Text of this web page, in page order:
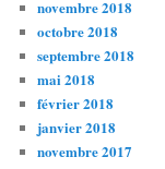
novembre 2018
octobre 2018
septembre 2018
mai 2018
février 2018
janvier 2018
novembre 2017